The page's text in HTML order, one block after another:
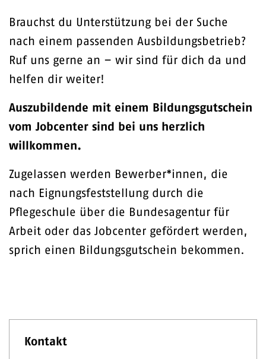
Brauchst du Unterstützung bei der Suche
nach einem passenden Ausbildungsbetrieb?
Ruf uns gerne an – wir sind für dich da und
helfen dir weiter!
Auszubildende mit einem Bildungsgutschein
vom Jobcenter sind bei uns herzlich
willkommen.
Zugelassen werden Bewerber*innen, die
nach Eignungsfeststellung durch die
Pflegeschule über die Bundesagentur für
Arbeit oder das Jobcenter gefördert werden,
sprich einen Bildungsgutschein bekommen.
Kontakt